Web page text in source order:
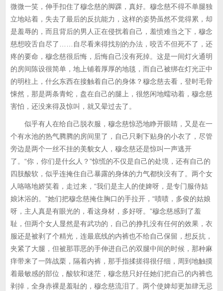
微微一笑，伸手扣住了穆念慈的脚踝，真好。穆念慈不得不单腿独
立地站着，失去了最后的反抗能力，这样的姿势虽然不觉得累，却
是羞辱的，而且背后的男人正在侵扰着自己，羞愤难当之下，穆念
慈想咬舌自尽了……自尽看来得找别的办法，咬舌不但死不了，还
疼的要命，穆念慈很后悔，后悔自己没有死掉。这是一间灯火通明
的房间陈设很简单，地上铺着厚厚的地毯，而自己被绑在灯光正中
的明柱上，什幺东西在接触着自己的身体？穆念慈去看，登时毛骨
悚然，那是两条青蛇，盘在自己的腿上，很悠闲地蠕动着，穆念慈
害怕，还没来得及惊叫，就又晕过去了。
似乎有人在给自己脱衣服，穆念慈惊恐地睁开眼睛，又是在一
个有水池的热气腾腾的房间里了，自己只剩下贴身的小衣了，尽管
旁边是两个一丝不挂的美貌女人，穆念慈还是惊叫一声逃开
了。“你，你们是什幺人？”惊慌的不仅是自己的处境，还有自己的
四肢酸软，似乎连掩住自己暴露的身体的力气都快没有了。两个女
人咯咯地娇笑着，走过来，“我们是主人的使婢呀，是专门服侍姑
娘沐浴的。”她们把穆念慈掩住胸口的手拉开，“啧啧，多俊的姑娘
呀，主人真是有眼光的，看这身材，多好呀。”穆念慈感到了羞
耻，但两个女人显然是有武功的，自己的挣扎没有任何的效果，衣
服还是被剥了个精光，连最底线的内裤也不给自己保留，想反抗，
夹紧了大腿，但被那罪恶的手伸进自己的双腿中间的时候，那种麻
痒带来了一阵战栗，隔着内裤，那手指揉搓得很仔细，周到地触摸
着最敏感的部位，酸软和迷茫，穆念慈只好任她们把自己的内裤也
剥掉，全身赤裸是羞耻的，穆念慈流泪了。两个使婢却更加肆无忌